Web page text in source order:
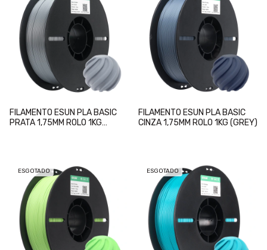
FILAMENTO ESUN PLA BASIC
PRATA 1,75MM ROLO 1KG
FILAMENTO ESUN PLA BASIC
CINZA 1,75MM ROLO 1KG (GREY)
ESGOTADO ESGOTADO